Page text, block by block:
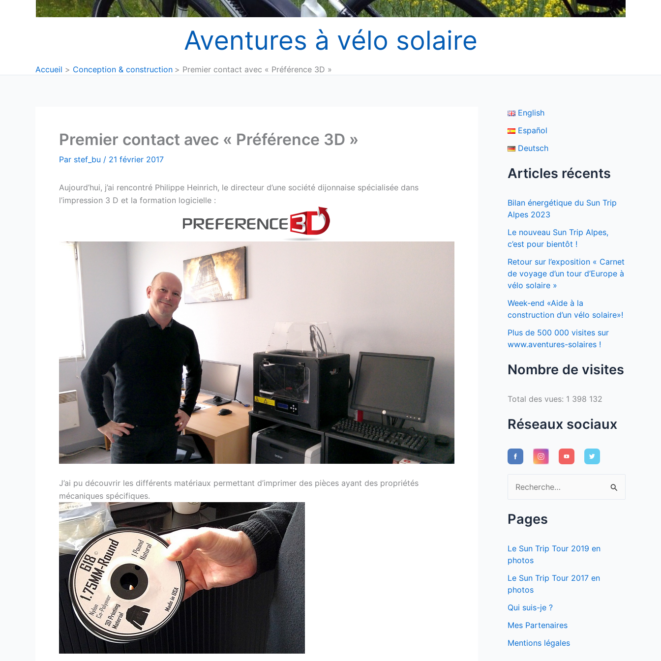
Aventures à vélo solaire
Accueil Conception & construction Premier contact avec « Préférence 3D »
Premier contact avec « Préférence 3D »
Par stef_bu / 21 février 2017
Aujourd’hui, j’ai rencontré Philippe Heinrich, le directeur d’une société dijonnaise spécialisée dans
l’impression 3 D et la formation logicielle :
J’ai pu découvrir les différents matériaux permettant d’imprimer des pièces ayant des propriétés
mécaniques spécifiques.
English
Español
Deutsch
Articles récents
Bilan énergétique du Sun Trip
Alpes 2023
Le nouveau Sun Trip Alpes,
c’est pour bientôt !
Retour sur l’exposition « Carnet
de voyage d’un tour d’Europe à
vélo solaire »
Week-end «Aide à la
construction d’un vélo solaire»!
Plus de 500 000 visites sur
www.aventures-solaires !
Nombre de visites
Total des vues: 1 398 132
Réseaux sociaux
e
c
e
r
c
h
e
r
Pages
Le Sun Trip Tour 2019 en
photos
Le Sun Trip Tour 2017 en
photos
Qui suis-je ?
Mes Partenaires
Mentions légales